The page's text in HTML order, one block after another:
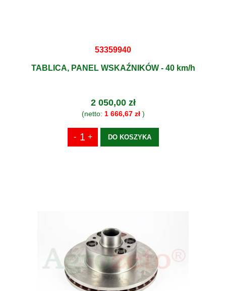
53359940
TABLICA, PANEL WSKAŹNIKÓW - 40 km/h
2 050,00 zł
(netto: 1 666,67 zł)
DO KOSZYKA